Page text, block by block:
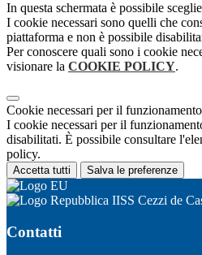
In questa schermata è possibile
I cookie necessari sono quelli che
piattaforma e non è possibile
Per conoscere quali sono i cookie
visionare la COOKIE POLICY.
Cookie necessari per il funzionamento
I cookie necessari per il
disabilitati. È possibile consultare
policy.
Accetta tutti Salva le preferenze
IISS Cezzi de
Contatti